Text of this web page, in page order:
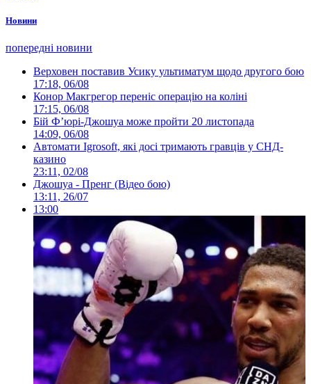
Новини
попередні новини
Верховен поставив Усику ультиматум щодо другого бою
17:18, 06/08
Конор Макгрегор переніс операцію на коліні
17:15, 06/08
Бій Ф’юрі-Джошуа може пройти 20 листопада
14:09, 06/08
Автомати Igrosoft, які досі тримають гравців у СНД-
казино
23:11, 02/08
Джошуа - Пренг (Відео бою)
13:11, 26/07
13:00